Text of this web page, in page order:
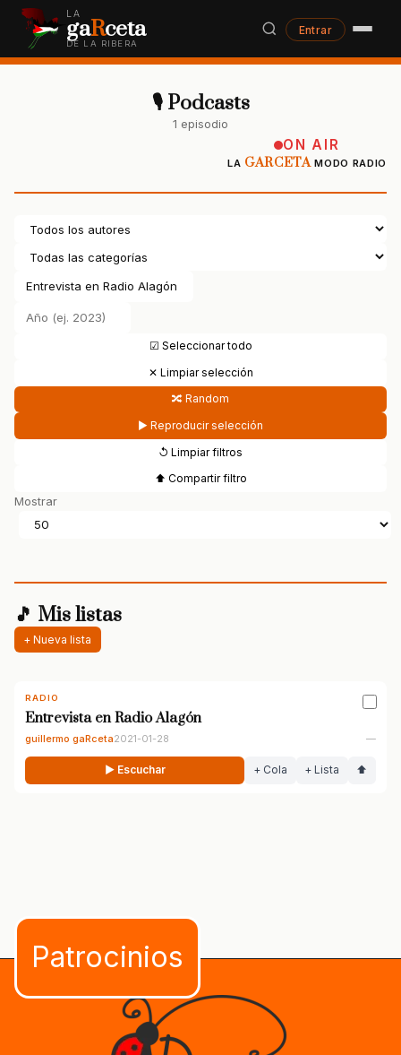
LA
gaRceta
DE LA RIBERA
Entrar
🎙 Podcasts
1 episodio
ON AIR
LA GARCETAMODO RADIO
☑ Seleccionar todo
✕ Limpiar selección
🔀 Random
▶ Reproducir selección
↺ Limpiar filtros
⬆ Compartir filtro
Mostrar
🎵 Mis listas
+ Nueva lista
RADIO
Entrevista en Radio Alagón
guillermo gaRceta2021-01-28 —
▶ Escuchar + Cola + Lista ⬆